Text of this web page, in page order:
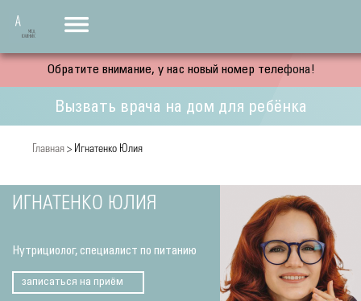
Обратите внимание, у нас новый номер телефона!
Вызвать врача на дом для ребёнка
Главная > Игнатенко Юлия
ИГНАТЕНКО ЮЛИЯ
Нутрициолог, специалист по питанию
записаться на приём